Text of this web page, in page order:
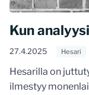
Kun
27.4.2025 Hesari
Hesarilla on
ilmestyy